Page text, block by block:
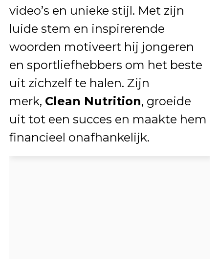
video’s en unieke stijl. Met zijn
luide stem en inspirerende
woorden motiveert hij jongeren
en sportliefhebbers om het beste
uit zichzelf te halen. Zijn
merk, Clean Nutrition, groeide
uit tot een succes en maakte hem
financieel onafhankelijk.